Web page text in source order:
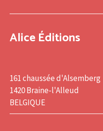
Alice Éditions
161 chaussée d'Alsemberg
1420 Braine-l'Alleud
BELGIQUE